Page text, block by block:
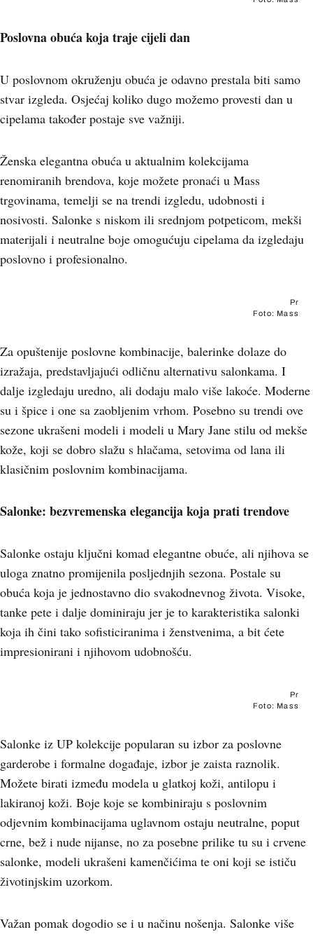
Poslovna obuća koja traje cijeli dan
U poslovnom okruženju obuća je odavno prestala biti samo
stvar izgleda. Osjećaj koliko dugo možemo provesti dan u
cipelama također postaje sve važniji.
Ženska elegantna obuća u aktualnim kolekcijama
renomiranih brendova, koje možete pronaći u Mass
trgovinama, temelji se na trendi izgledu, udobnosti i
nosivosti. Salonke s niskom ili srednjom potpeticom, mekši
materijali i neutralne boje omogućuju cipelama da izgledaju
poslovno i profesionalno.
Pr
Foto: Mass
Za opuštenije poslovne kombinacije, balerinke dolaze do
izražaja, predstavljajući odličnu alternativu salonkama. I
dalje izgledaju uredno, ali dodaju malo više lakoće. Moderne
su i špice i one sa zaobljenim vrhom. Posebno su trendi ove
sezone ukrašeni modeli i modeli u Mary Jane stilu od mekše
kože, koji se dobro slažu s hlačama, setovima od lana ili
klasičnim poslovnim kombinacijama.
Salonke: bezvremenska elegancija koja prati trendove
Salonke ostaju ključni komad elegantne obuće, ali njihova se
uloga znatno promijenila posljednjih sezona. Postale su
obuća koja je jednostavno dio svakodnevnog života. Visoke,
tanke pete i dalje dominiraju jer je to karakteristika salonki
koja ih čini tako sofisticiranima i ženstvenima, a bit ćete
impresionirani i njihovom udobnošću.
Pr
Foto: Mass
Salonke iz UP kolekcije popularan su izbor za poslovne
garderobe i formalne događaje, izbor je zaista raznolik.
Možete birati između modela u glatkoj koži, antilopu i
lakiranoj koži. Boje koje se kombiniraju s poslovnim
odjevnim kombinacijama uglavnom ostaju neutralne, poput
crne, bež i nude nijanse, no za posebne prilike tu su i crvene
salonke, modeli ukrašeni kamenčićima te oni koji se ističu
životinjskim uzorkom.
Važan pomak dogodio se i u načinu nošenja. Salonke više